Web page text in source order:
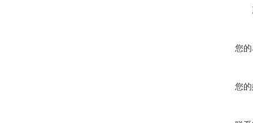
您的
您的